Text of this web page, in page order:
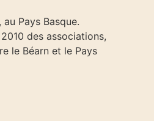
Pays Basque.
des associations,
le Béarn et le Pays